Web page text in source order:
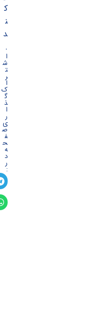
ک
ن
د
.
ا
ش
ت
ر
ا
ک
گ
ذ
ا
ر
ی
ص
ف
ح
ه
د
ر
: